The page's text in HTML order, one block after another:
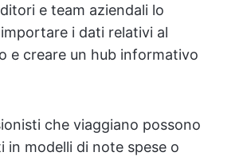
e team aziendali lo
i dati relativi al
e creare un hub informativo
che viaggiano possono
in modelli di note spese o